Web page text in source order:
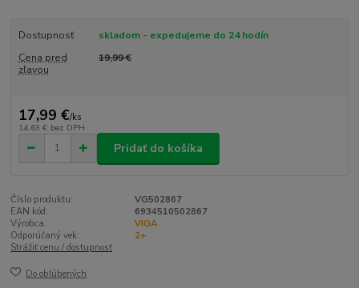
Dostupnosť
skladom - expedujeme do 24 hodín
Cena pred
zľavou
19,99 €
17,99 €/ks
14,63 € bez DPH
Pridať do košíka
Číslo produktu:
VG502867
EAN kód:
6934510502867
Výrobca:
VIGA
Odporúčaný vek:
2+
Strážiť cenu / dostupnosť
Do obľúbených